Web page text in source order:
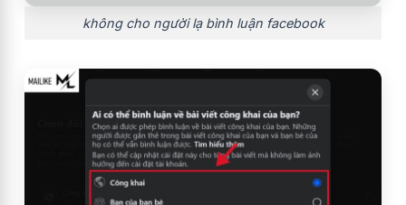
không cho người lạ bình luận facebook